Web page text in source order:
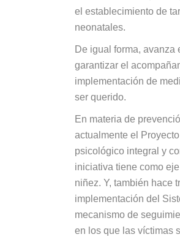
el establecimiento de
neonatales.
De igual forma,
garantizar el
implementación de
ser querido.
En materia de
actualmente el
psicológico integral y
iniciativa tiene como
niñez. Y, también hace
implementación del
mecanismo de
en los que las víctimas